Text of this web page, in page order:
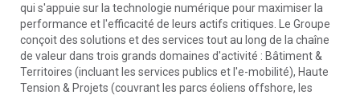
qui s'appuie sur la technologie numérique pour maximiser la
performance et l'efficacité de leurs actifs critiques. Le Groupe
conçoit des solutions et des services tout au long de la chaîne
de valeur dans trois grands domaines d'activité : Bâtiment &
Territoires (incluant les services publics et l'e-mobilité), Haute
Tension & Projets (couvrant les parcs éoliens offshore, les